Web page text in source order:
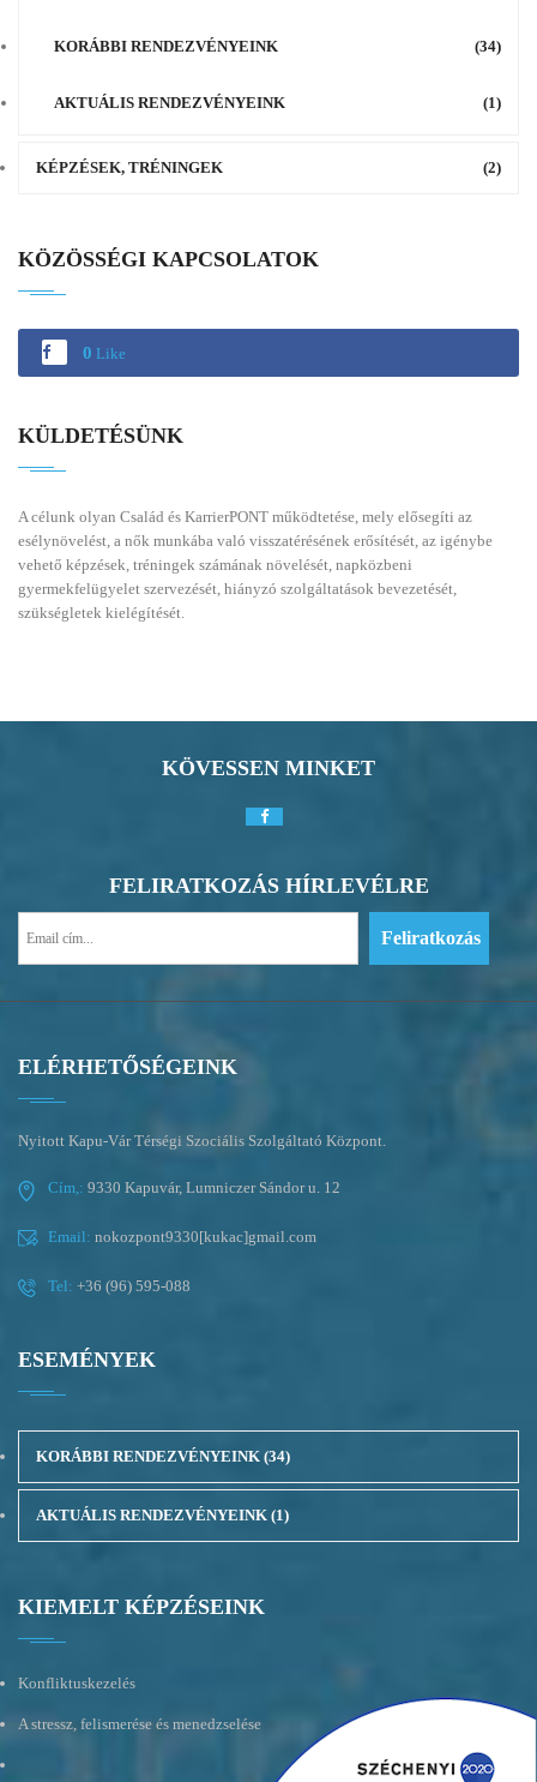
KORÁBBI RENDEZVÉNYEINK (34)
AKTUÁLIS RENDEZVÉNYEINK (1)
KÉPZÉSEK, TRÉNINGEK (2)
KÖZÖSSÉGI KAPCSOLATOK
0 Like
KÜLDETÉSÜNK
A célunk olyan Család és KarrierPONT működtetése, mely elősegíti az
esélynövelést, a nők munkába való visszatérésének erősítését, az igénybe
vehető képzések, tréningek számának növelését, napközbeni
gyermekfelügyelet szervezését, hiányzó szolgáltatások bevezetését,
szükségletek kielégítését.
KÖVESSEN MINKET
FELIRATKOZÁS HÍRLEVÉLRE
ELÉRHETŐSÉGEINK
Nyitott Kapu-Vár Térségi Szociális Szolgáltató Központ.
Cím,: 9330 Kapuvár, Lumniczer Sándor u. 12
Email: nokozpont9330[kukac]gmail.com
Tel: +36 (96) 595-088
ESEMÉNYEK
KORÁBBI RENDEZVÉNYEINK (34)
AKTUÁLIS RENDEZVÉNYEINK (1)
KIEMELT KÉPZÉSEINK
Konfliktuskezelés
A stressz, felismerése és menedzselése